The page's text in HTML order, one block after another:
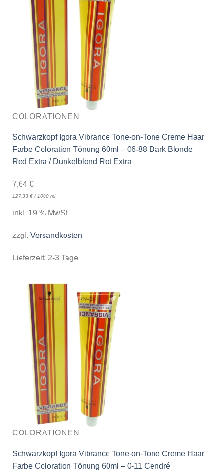
COLORATIONEN
Schwarzkopf Igora Vibrance Tone-on-Tone Creme Haar
Farbe Coloration Tönung 60ml – 06-88 Dark Blonde
Red Extra / Dunkelblond Rot Extra
7,64 €
127,33 €/ 1000 ml
inkl. 19 % MwSt.
zzgl. Versandkosten
Lieferzeit: 2-3 Tage
COLORATIONEN
Schwarzkopf Igora Vibrance Tone-on-Tone Creme Haar
Farbe Coloration Tönung 60ml – 0-11 Cendré